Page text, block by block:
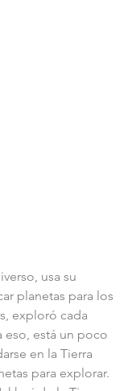
usa su
planetas para los
exploró cada
eso, está un poco
en la Tierra
para explorar.